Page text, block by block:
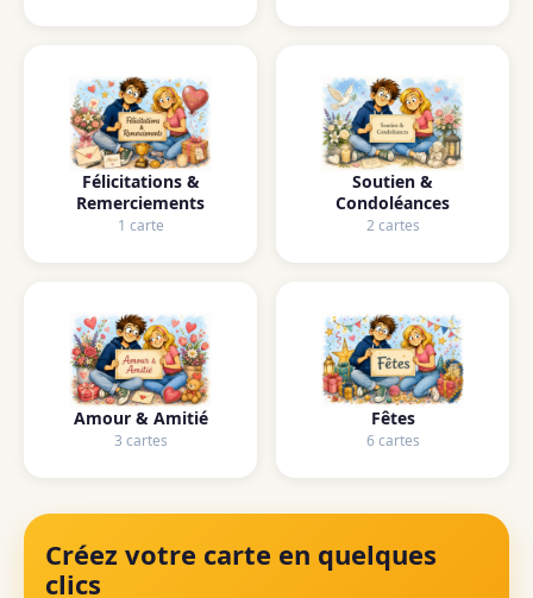
Félicitations &
Remerciements
1 carte
Soutien &
Condoléances
2 cartes
Amour & Amitié
3 cartes
Fêtes
6 cartes
Créez votre carte en quelques
clics